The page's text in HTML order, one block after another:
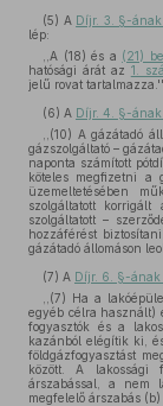
(5) A Díjr. 3. §-
lép:
,,A (18) és a (21)
hatósági árát az 1.
jelű rovat tartalmazza.''
(6) A Díjr. 4. §-ának
,,(10) A gázátadó
gázszolgáltató –
naponta számított
köteles megfizetni a
üzemeltetésében
szolgáltatott
szolgáltatott –
hozzáférést
gázátadó állomáson
(7) A Díjr. 6. §-ának
,,(7) Ha a
egyéb célra használt)
fogyasztók és a
kazánból elégítik ki,
földgázfogyasztást
között. A lakossági
árszabással, a nem
megfelelő árszabás